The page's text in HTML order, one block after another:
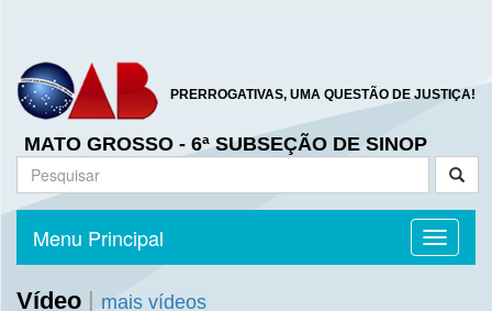
PRERROGATIVAS, UMA QUESTÃO DE JUSTIÇA!
MATO GROSSO - 6ª SUBSEÇÃO DE SINOP
Toggle
Menu Principal
Vídeo mais vídeos